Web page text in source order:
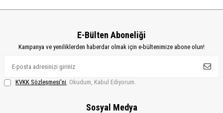
E-Bülten Aboneliği
Kampanya ve yeniliklerden haberdar olmak için e-bültenimize abone olun!
KVKK Sözleşmesi'ni, Okudum, Kabul Ediyorum.
Sosyal Medya